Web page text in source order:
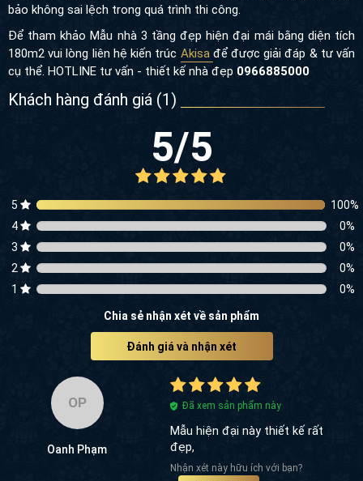
bảo không sai lệch trong quá trình thi công.
Để tham khảo Mẫu nhà 3 tầng đẹp hiện đại mái bằng diện tích
180m2 vui lòng liên hệ kiến trúc Akisa để được giải đáp & tư vấn
cụ thể. HOTLINE tư vấn - thiết kế nhà đẹp 0966885000
Khách hàng đánh giá (1)
5/5
5 100%
4
0%
3
0%
2
0%
1
0%
Chia sẻ nhận xét về sản phẩm
Đánh giá và nhận xét
OP
Oanh Phạm
Đã xem sản phẩm này
Mẫu hiện đại này thiết kế rất
đẹp,
Nhận xét này hữu ích với bạn?